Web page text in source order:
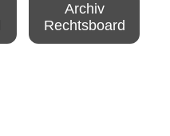
Archiv
Rechtsboard